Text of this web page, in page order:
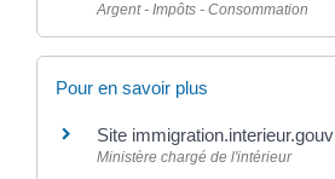
Argent - Impôts - Consommation
Pour en savoir plus
Site immigration.interieur.gouv
Ministère chargé de l'intérieur